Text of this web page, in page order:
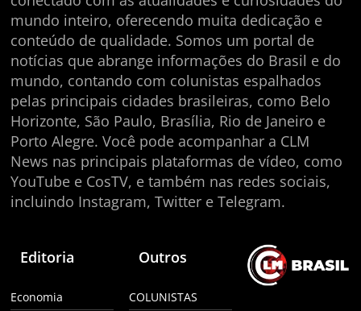
mundo inteiro, oferecendo muita dedicação e
conteúdo de qualidade. Somos um portal de
notícias que abrange informações do Brasil e do
mundo, contando com colunistas espalhados
pelas principais cidades brasileiras, como Belo
Horizonte, São Paulo, Brasília, Rio de Janeiro e
Porto Alegre. Você pode acompanhar a CLM
News nas principais plataformas de vídeo, como
YouTube e CosTV, e também nas redes sociais,
incluindo Instagram, Twitter e Telegram.
Editoria
Economia
Outros
COLUNISTAS